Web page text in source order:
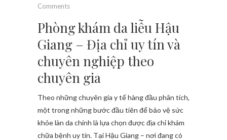
Comments
Phòng khám da liễu Hậu
Giang – Địa chỉ uy tín và
chuyên nghiệp theo
chuyên gia
Theo những chuyên gia y tế hàng đầu phân tích,
một trong những bước đầu tiên để bảo vệ sức
khỏe làn da chính là lựa chọn được địa chỉ khám
chữa bệnh uy tín. Tại Hậu Giang – nơi đang có